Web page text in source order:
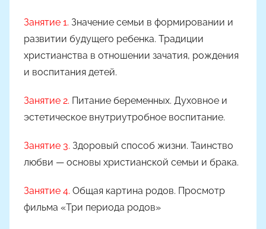
Ч
а
Занятие 1. Значение семьи в формировании и
развитии будущего ребенка. Традиции
христианства в отношении зачатия, рождения
и воспитания детей.
Занятие 2. Питание беременных. Духовное и
эстетическое внутриутробное воспитание.
Занятие 3. Здоровый способ жизни. Таинство
любви — основы христианской семьи и брака.
Занятие 4. Общая картина родов. Просмотр
фильма «Три периода родов»